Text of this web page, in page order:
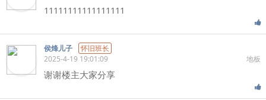
11111111111111111
侯烽儿子
怀旧班长
地板
2025-4-19 19:01:09
谢谢楼主大家分享